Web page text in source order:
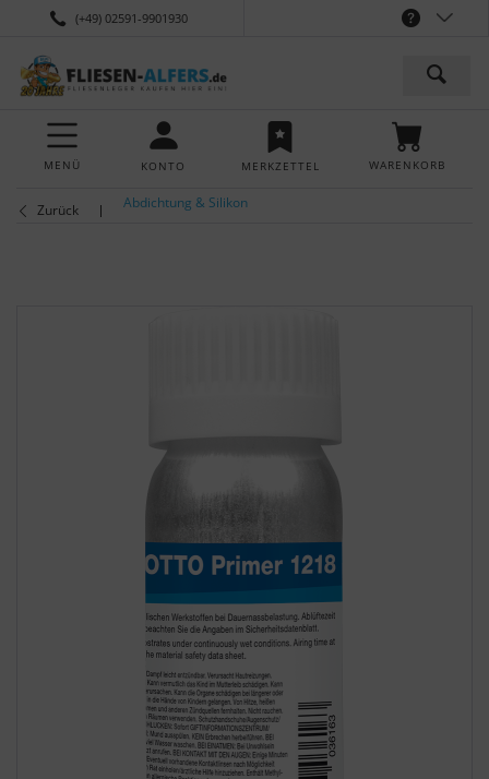
(+49) 02591-9901930
MENÜ KONTO MERKZETTEL WARENKORB
Zurück Abdichtung & Silikon